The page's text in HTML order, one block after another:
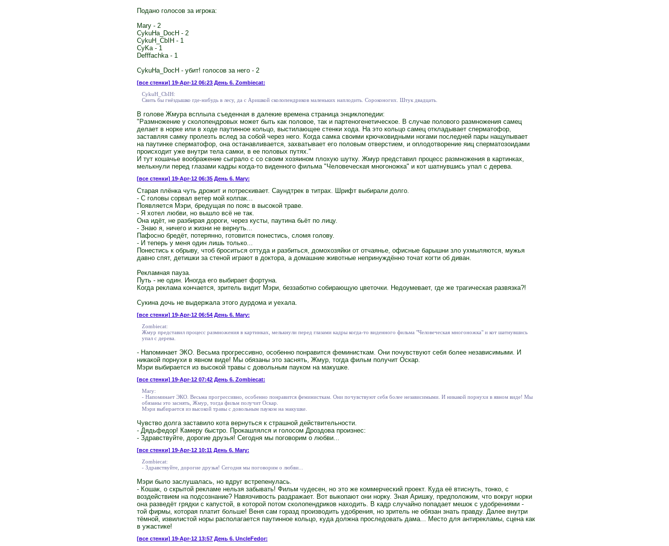
Подано голосов за игрока:
Mary - 2
CykuHa_DocH - 2
CykuH_CbIH - 1
CyKa - 1
Defffachka - 1
CykuHa_DocH - убит! голосов за него - 2
[все стенки] 19-Apr-12 06:23 День 6. Zombiecat:
CykuH_CbIH:
Свить бы гнёздышко где-нибудь в лесу, да с Аришкой сколопендриков маленьких наплодить. Сороконогих. Штук двадцать.
В голове Жмура всплыла съеденная в далекие времена страница энциклопедии:
"Размножение у сколопендровых может быть как половое, так и партеногенетическое. В случае полового размножения самец
делает в норке или в ходе паутинное кольцо, выстилающее стенки хода. На это кольцо самец откладывает сперматофор,
заставляя самку пролезть вслед за собой через него. Когда самка своими крючковидными ногами последней пары нащупывает
на паутинке сперматофор, она останавливается, захватывает его половым отверстием, и оплодотворение яиц сперматозоидами
происходит уже внутри тела самки, в ее половых путях."
И тут кошачье воображение сыграло с со своим хозяином плохую шутку. Жмур представил процесс размножения в картинках,
мелькнули перед глазами кадры когда-то виденного фильма "Человеческая многоножка" и кот шатнувшись упал с дерева.
[все стенки] 19-Apr-12 06:35 День 6. Mary:
Старая плёнка чуть дрожит и потрескивает. Саундтрек в титрах. Шрифт выбирали долго.
- С головы сорвал ветер мой колпак...
Появляется Мэри, бредущая по пояс в высокой траве.
- Я хотел любви, но вышло всё не так.
Она идёт, не разбирая дороги, через кусты, паутина бьёт по лицу.
- Знаю я, ничего и жизни не вернуть...
Пафосно бредёт, потерянно, готовится понестись, сломя голову.
- И теперь у меня один лишь только...
Понестись к обрыву, чтоб броситься оттуда и разбиться, домохозяйки от отчаянье, офисные барышни зло ухмыляются, мужья
давно спят, детишки за стеной играют в доктора, а домашние животные непринуждённо точат когти об диван.
Рекламная пауза.
Путь - не один. Иногда его выбирает фортуна.
Когда реклама кончается, зритель видит Мэри, беззаботно собирающую цветочки. Недоумевает, где же трагическая развязка?!
Сукина дочь не выдержала этого дурдома и уехала.
[все стенки] 19-Apr-12 06:54 День 6. Mary:
Zombiecat:
Жмур представил процесс размножения в картинках, мелькнули перед глазами кадры когда-то виденного фильма "Человеческая многоножка" и кот шатнувшись
упал с дерева.
- Напоминает ЭКО. Весьма прогрессивно, особенно понравится феминисткам. Они почувствуют себя более независимыми. И
никакой порнухи в явном виде! Мы обязаны это заснять, Жмур, тогда фильм получит Оскар.
Мэри выбирается из высокой травы с довольным пауком на макушке.
[все стенки] 19-Apr-12 07:42 День 6. Zombiecat:
Mary:
- Напоминает ЭКО. Весьма прогрессивно, особенно понравится феминисткам. Они почувствуют себя более независимыми. И никакой порнухи в явном виде! Мы
обязаны это заснять, Жмур, тогда фильм получит Оскар.
Мэри выбирается из высокой травы с довольным пауком на макушке.
Чувство долга заставило кота вернуться к страшной действительности.
- Дядьфедор! Камеру быстро. Прокашлялся и голосом Дроздова произнес:
- Здравствуйте, дорогие друзья! Сегодня мы поговорим о любви...
[все стенки] 19-Apr-12 10:11 День 6. Mary:
Zombiecat:
- Здравствуйте, дорогие друзья! Сегодня мы поговорим о любви...
Мэри было заслушалась, но вдруг встрепенулась.
- Кошак, о скрытой рекламе нельзя забывать! Фильм чудесен, но это же коммерческий проект. Куда её втиснуть, тонко, с
воздействием на подсознание? Навязчивость раздражает. Вот выкопают они норку. Зная Аришку, предположим, что вокруг норки
она разведёт грядки с капустой, в которой потом сколопендриков находить. В кадр случайно попадает мешок с удобрениями -
той фирмы, которая платит больше! Веня сам горазд производить удобрения, но зритель не обязан знать правду. Далее внутри
тёмной, извилистой норы располагается паутинное кольцо, куда должна проследовать дама... Место для антирекламы, сцена как
в ужастике!
[все стенки] 19-Apr-12 13:57 День 6. UncleFedor: